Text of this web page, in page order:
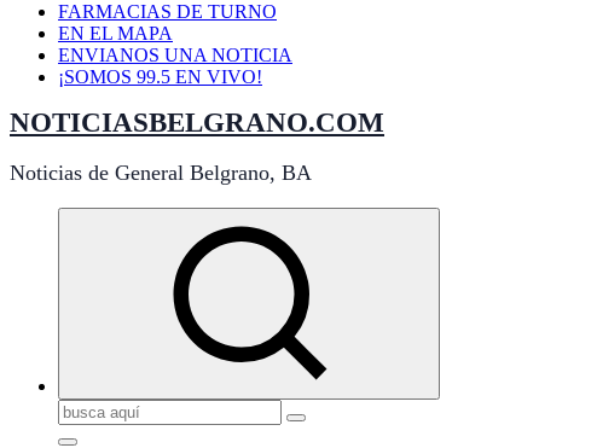
FARMACIAS DE TURNO
EN EL MAPA
ENVIANOS UNA NOTICIA
¡SOMOS 99.5 EN VIVO!
NOTICIASBELGRANO.COM
Noticias de General Belgrano, BA
Buscar: